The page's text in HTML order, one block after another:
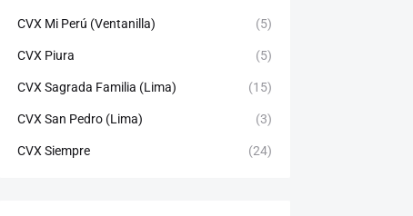
CVX Mi Perú (Ventanilla) (5)
CVX Piura (5)
CVX Sagrada Familia (Lima) (15)
CVX San Pedro (Lima) (3)
CVX Siempre (24)